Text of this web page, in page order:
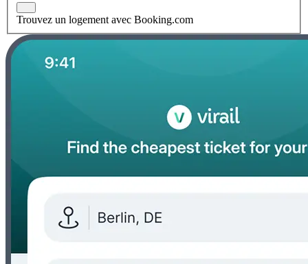
Trouvez un logement avec Booking.com